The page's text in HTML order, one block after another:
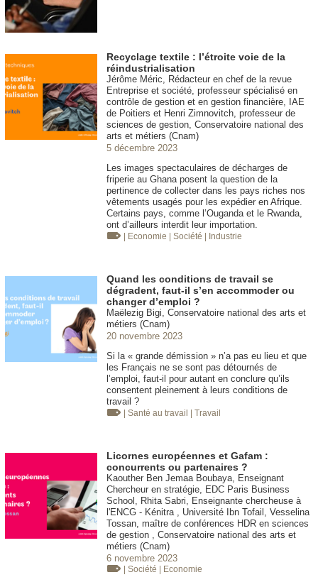
Recyclage textile : l’étroite voie de la
réindustrialisation
Jérôme Méric, Rédacteur en chef de la revue
Entreprise et société, professeur spécialisé en
contrôle de gestion et en gestion financière, IAE
de Poitiers et Henri Zimnovitch, professeur de
sciences de gestion, Conservatoire national des
arts et métiers (Cnam)
5 décembre 2023
Les images spectaculaires de décharges de
friperie au Ghana posent la question de la
pertinence de collecter dans les pays riches nos
vêtements usagés pour les expédier en Afrique.
Certains pays, comme l’Ouganda et le Rwanda,
ont d’ailleurs interdit leur importation.
| Economie | Société | Industrie
Quand les conditions de travail se
dégradent, faut-il s’en accommoder ou
changer d’emploi ?
Maëlezig Bigi, Conservatoire national des arts et
métiers (Cnam)
20 novembre 2023
Si la « grande démission » n’a pas eu lieu et que
les Français ne se sont pas détournés de
l’emploi, faut-il pour autant en conclure qu’ils
consentent pleinement à leurs conditions de
travail ?
| Santé au travail | Travail
Licornes européennes et Gafam :
concurrents ou partenaires ?
Kaouther Ben Jemaa Boubaya, Enseignant
Chercheur en stratégie, EDC Paris Business
School, Rhita Sabri, Enseignante chercheuse à
l'ENCG - Kénitra , Université Ibn Tofail, Vesselina
Tossan, maître de conférences HDR en sciences
de gestion , Conservatoire national des arts et
métiers (Cnam)
6 novembre 2023
| Société | Economie